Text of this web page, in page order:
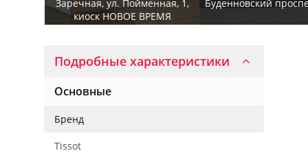
Заречная, ул. Пойменная, 1,
киоск НОВОЕ ВРЕМЯ
Буденновский
Подробные характеристики
Основные
Бренд
Tissot